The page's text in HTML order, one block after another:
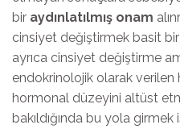
bir aydınlatılmış onam
cinsiyet değiştirmek basit
ayrıca cinsiyet değiştirme
endokrinolojik olarak verilen
hormonal düzeyini altüst
bakıldığında bu yola